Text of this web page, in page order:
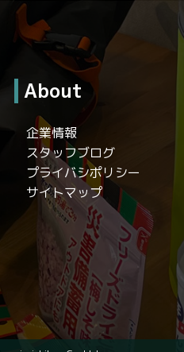
About
企業情報
スタッフブログ
プライバシポリシー
サイトマップ